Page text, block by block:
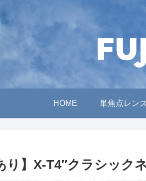
HOME 単焦点レン
り】X-T4″クラシッ